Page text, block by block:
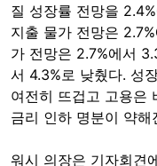
질 성장률 전망을
지출 물가 전망은
가 전망은 2.7%에서
서 4.3%로 낮췄다. 성
여전히 뜨겁고 고용은
금리 인하 명분이 약해
워시 의장은 기자회견